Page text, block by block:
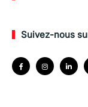
Suivez-nous